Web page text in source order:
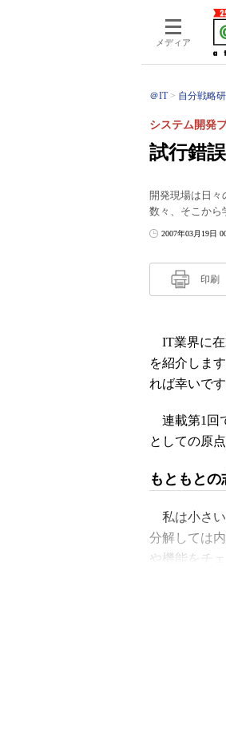
メディア
＠IT 自分戦略
試行錯
システム開発
開発現場は日
数々、そこから
2007年03月19日
印刷
IT業界に在
を紹介しま
れば幸いで
連載第1回
としての原
もともと
私は小さい
分解しては
や機能をチ
ニアになる
エンジニア
るだけなの